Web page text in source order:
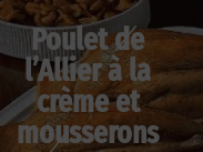
Poulet de
l’Allier à la
crème et
mousserons